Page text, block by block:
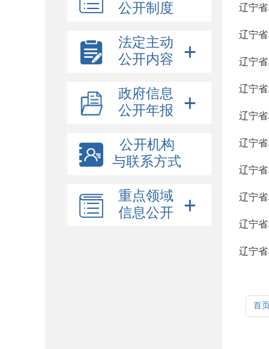
公开制度
法定主动
公开内容
政府信息
公开年报
公开机构
与联系方式
重点领域
信息公开
辽宁
辽宁
辽宁
辽宁
辽宁
辽宁
辽宁
辽宁
辽宁
辽宁
首